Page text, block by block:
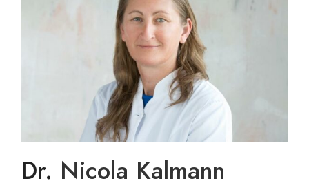
Dr. Nicola Kalmann